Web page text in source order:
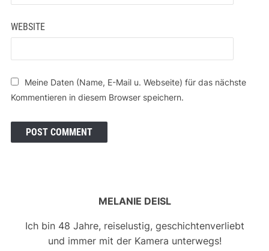
WEBSITE
Meine Daten (Name, E-Mail u. Webseite) für das nächste
Kommentieren in diesem Browser speichern.
MELANIE DEISL
Ich bin 48 Jahre, reiselustig, geschichtenverliebt
und immer mit der Kamera unterwegs!